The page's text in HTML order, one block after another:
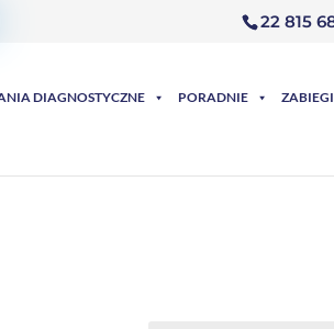
22 815
DIAGNOSTYCZNE PORADNIE ZABIEGI